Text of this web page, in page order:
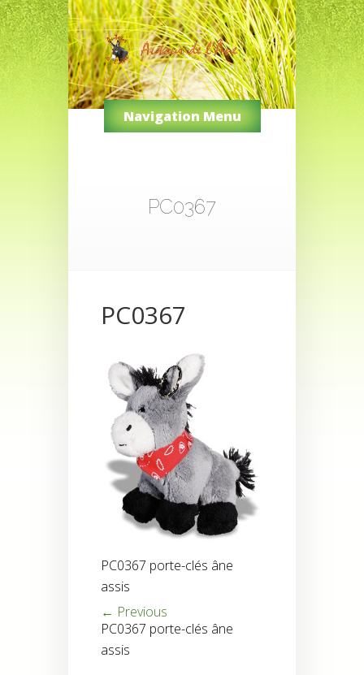
Navigation Menu
PC0367
PC0367
PC0367 porte-clés âne
assis
← Previous
PC0367 porte-clés âne
assis